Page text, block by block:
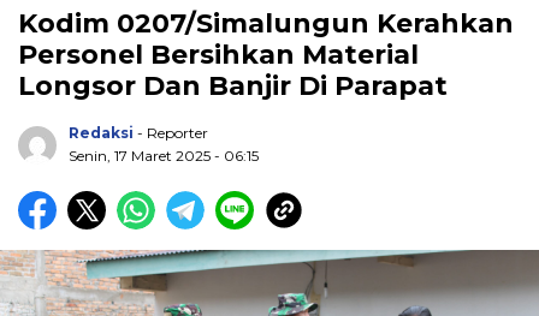
Kodim 0207/Simalungun Kerahkan
Personel Bersihkan Material
Longsor Dan Banjir Di Parapat
Redaksi - Reporter
Senin, 17 Maret 2025 - 06:15